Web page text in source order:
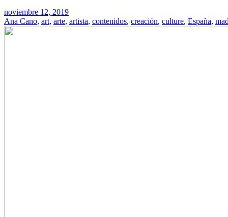
noviembre 12, 2019
Ana Cano, art, arte, artista, contenidos, creación, culture, España,